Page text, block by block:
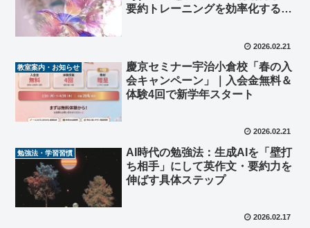
要約トレーニングを効率化する方
2026.02.21
教室案内・お知らせ
慶京セミナー宇治小倉校「春の入
会キャンペーン」｜入会金無料＆
体験4回で新学年スタート
2026.02.21
勉強法・学習習慣
AI時代の勉強法：生成AIを「壁打
ち相手」にして英作文・要約力を
伸ばす具体ステップ
2026.02.17